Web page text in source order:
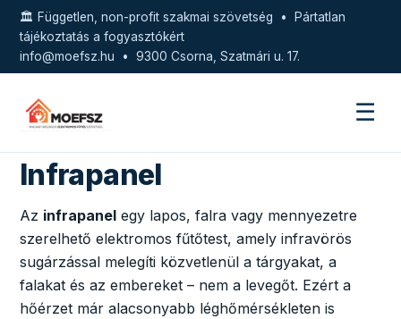
🏛️ Független, non-profit szakmai szövetség • Pártatlan
tájékoztatás a fogyasztókért
info@moefsz.hu • 9300 Csorna, Szatmári u. 17.
☰
Infrapanel
Az infrapanel egy lapos, falra vagy mennyezetre
szerelhető elektromos fűtőtest, amely infravörös
sugárzással melegíti közvetlenül a tárgyakat, a
falakat és az embereket – nem a levegőt. Ezért a
hőérzet már alacsonyabb léghőmérsékleten is